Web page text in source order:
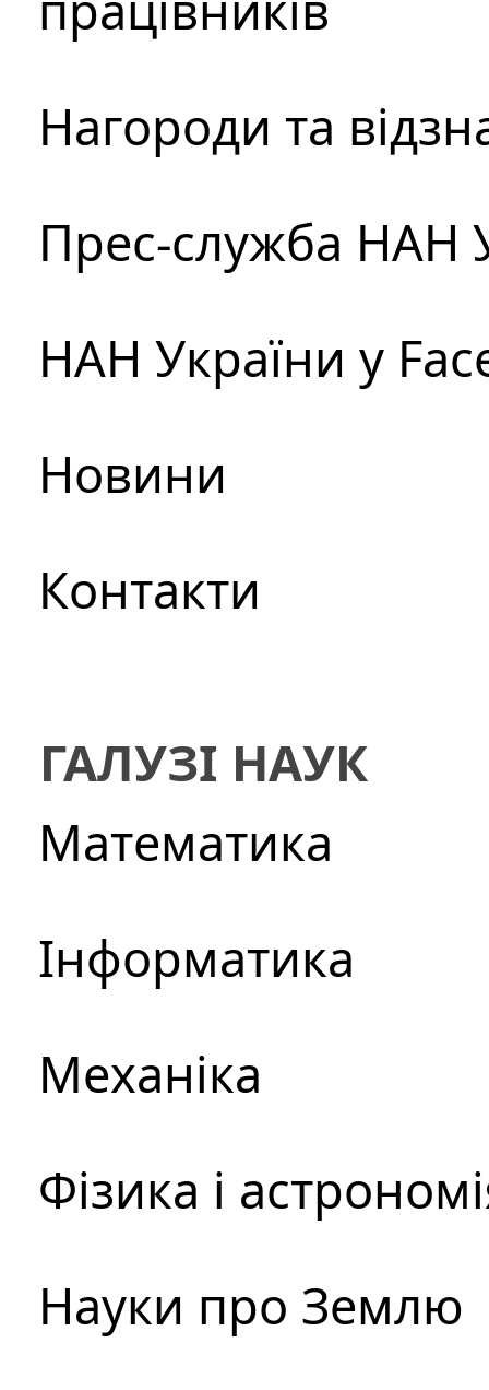
Нагороди та
Прес-служба НАН
НАН України у
Новини
Контакти
ГАЛУЗІ НАУК
Математика
Інформатика
Механіка
Фізика і
Науки про Землю